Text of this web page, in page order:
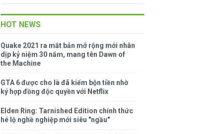
HOT NEWS
Quake 2021 ra mắt bản mở rộng mới nhân
dịp kỷ niệm 30 năm, mang tên Dawn of
the Machine
GTA 6 được cho là đã kiếm bộn tiền nhờ
ký hợp đồng độc quyền với Netflix
Elden Ring: Tarnished Edition chính thức
hé lộ nghề nghiệp mới siêu "ngầu"